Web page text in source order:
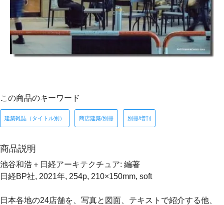
この商品のキーワード
建築雑誌（タイトル別） 商店建築/別冊 別冊/増刊
商品説明
池谷和浩＋日経アーキテクチュア: 編著
日経BP社, 2021年, 254p, 210×150mm, soft
日本各地の24店舗を、写真と図面、テキストで紹介する他、